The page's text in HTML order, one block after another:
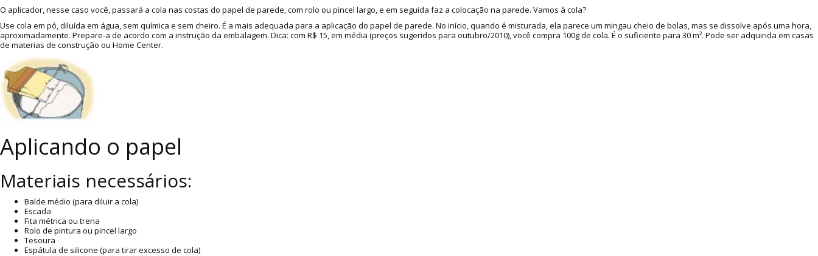
O aplicador, nesse caso você, passará a cola nas costas do papel de parede, com rolo ou pincel largo, e em seguida faz a colocação na parede. Vamos à cola?
Use cola em pó, diluída em água, sem química e sem cheiro. É a mais adequada para a aplicação do papel de parede. No início, quando é misturada, ela parece um mingau cheio de bolas, mas se dissolve após uma hora,
aproximadamente. Prepare-a de acordo com a instrução da embalagem. Dica: com R$ 15, em média (preços sugeridos para outubro/2010), você compra 100g de cola. É o suficiente para 30 m². Pode ser adquirida em casas
de materias de construção ou Home Center.
Aplicando o papel
Materiais necessários:
Balde médio (para diluir a cola)
Escada
Fita métrica ou trena
Rolo de pintura ou pincel largo
Tesoura
Espátula de silicone (para tirar excesso de cola)